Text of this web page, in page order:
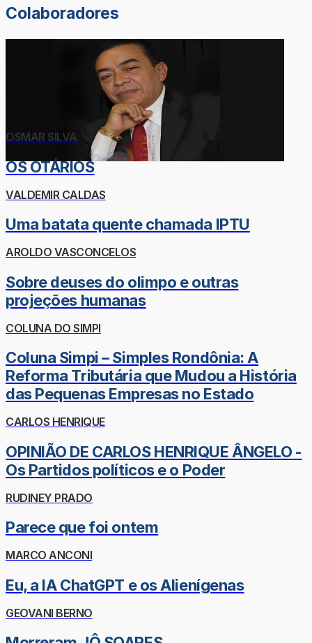
Colaboradores
OSMAR SILVA
OS OTÁRIOS
VALDEMIR CALDAS
Uma batata quente chamada IPTU
AROLDO VASCONCELOS
Sobre deuses do olimpo e outras
projeções humanas
COLUNA DO SIMPI
Coluna Simpi – Simples Rondônia: A
Reforma Tributária que Mudou a História
das Pequenas Empresas no Estado
CARLOS HENRIQUE
OPINIÃO DE CARLOS HENRIQUE ÂNGELO -
Os Partidos políticos e o Poder
RUDINEY PRADO
Parece que foi ontem
MARCO ANCONI
Eu, a IA ChatGPT e os Alienígenas
GEOVANI BERNO